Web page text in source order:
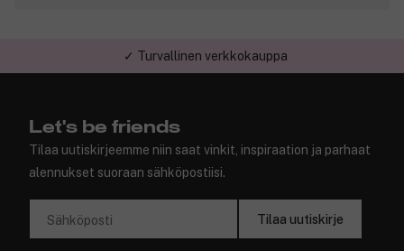
✓ Turvallinen verkkokauppa
Let's be friends
Tilaa uutiskirjeemme niin saat vinkit, inspiraation ja parhaat
alennukset suoraan sähköpostiisi.
Sähköposti Tilaa uutiskirje